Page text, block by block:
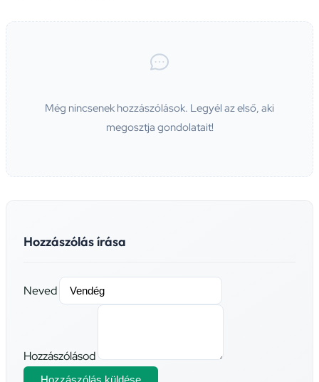
Még nincsenek hozzászólások. Legyél az első, aki
megosztja gondolatait!
Hozzászólás írása
Neved
Hozzászólásod
Hozzászólás küldése